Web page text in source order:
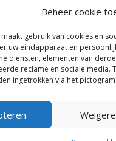
Beheer cookie
gebruik van cookies en
uw eindapparaat en
diensten, elementen van
reclame en sociale media.
ingetrokken via het
Heemsteder |
Margadantstraat 34
1976 DN IJmuiden
023-8200170
info@bloemendaler.nl